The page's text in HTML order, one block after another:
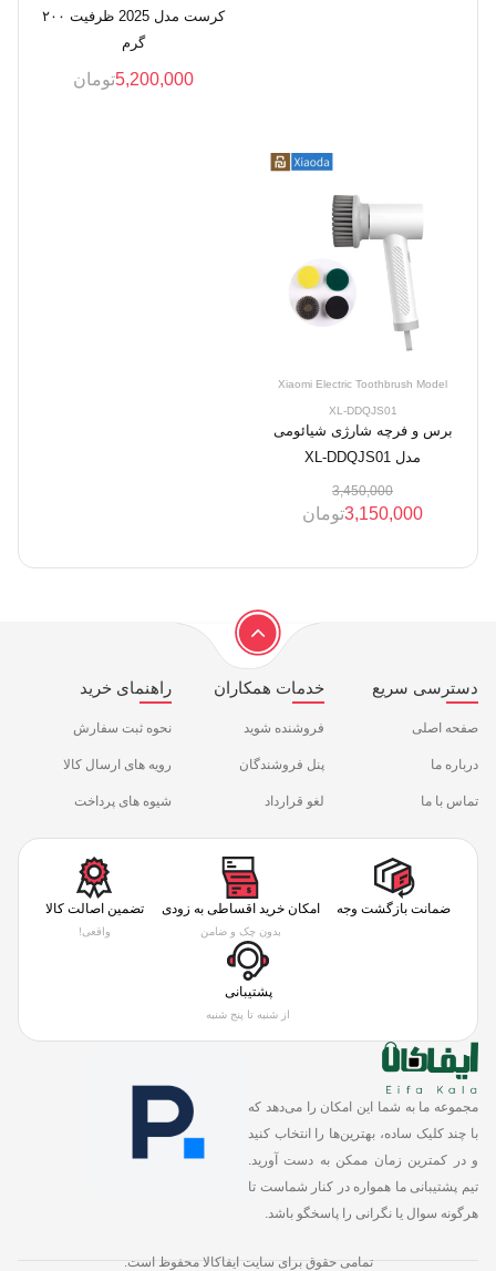
کرست مدل 2025 ظرفیت ۲۰۰
گرم
5,200,000تومان
Xiaomi Electric Toothbrush Model
XL-DDQJS01
برس و فرچه شارژی شیائومی
مدل XL-DDQJS01
3,450,000
3,150,000تومان
دسترسی سریع
صفحه اصلی
درباره ما
تماس با ما
خدمات همکاران
فروشنده شوید
پنل فروشندگان
لغو قرارداد
راهنمای خرید
نحوه ثبت سفارش
رویه های ارسال کالا
شیوه های پرداخت
ضمانت بازگشت وجه امکان خرید اقساطی به زودی
بدون چک و ضامن
تضمین اصالت کالا
واقعی!
پشتیبانی
از شنبه تا پنج شنبه
مجموعه ما به شما این امکان را می‌دهد که
با چند کلیک ساده، بهترین‌ها را انتخاب کنید
و در کمترین زمان ممکن به دست آورید.
تیم پشتیبانی ما همواره در کنار شماست تا
هرگونه سوال یا نگرانی را پاسخگو باشد.
تمامی حقوق برای سایت ایفاکالا محفوظ است.